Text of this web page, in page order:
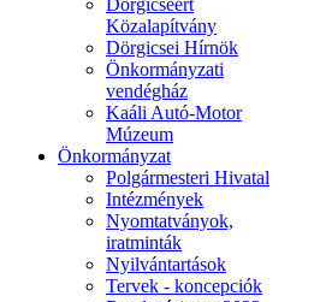
Dörgicséért
Közalapítvány
Dörgicsei Hírnök
Önkormányzati
vendégház
Kaáli Autó-Motor
Múzeum
Önkormányzat
Polgármesteri Hivatal
Intézmények
Nyomtatványok,
iratminták
Nyilvántartások
Tervek - koncepciók